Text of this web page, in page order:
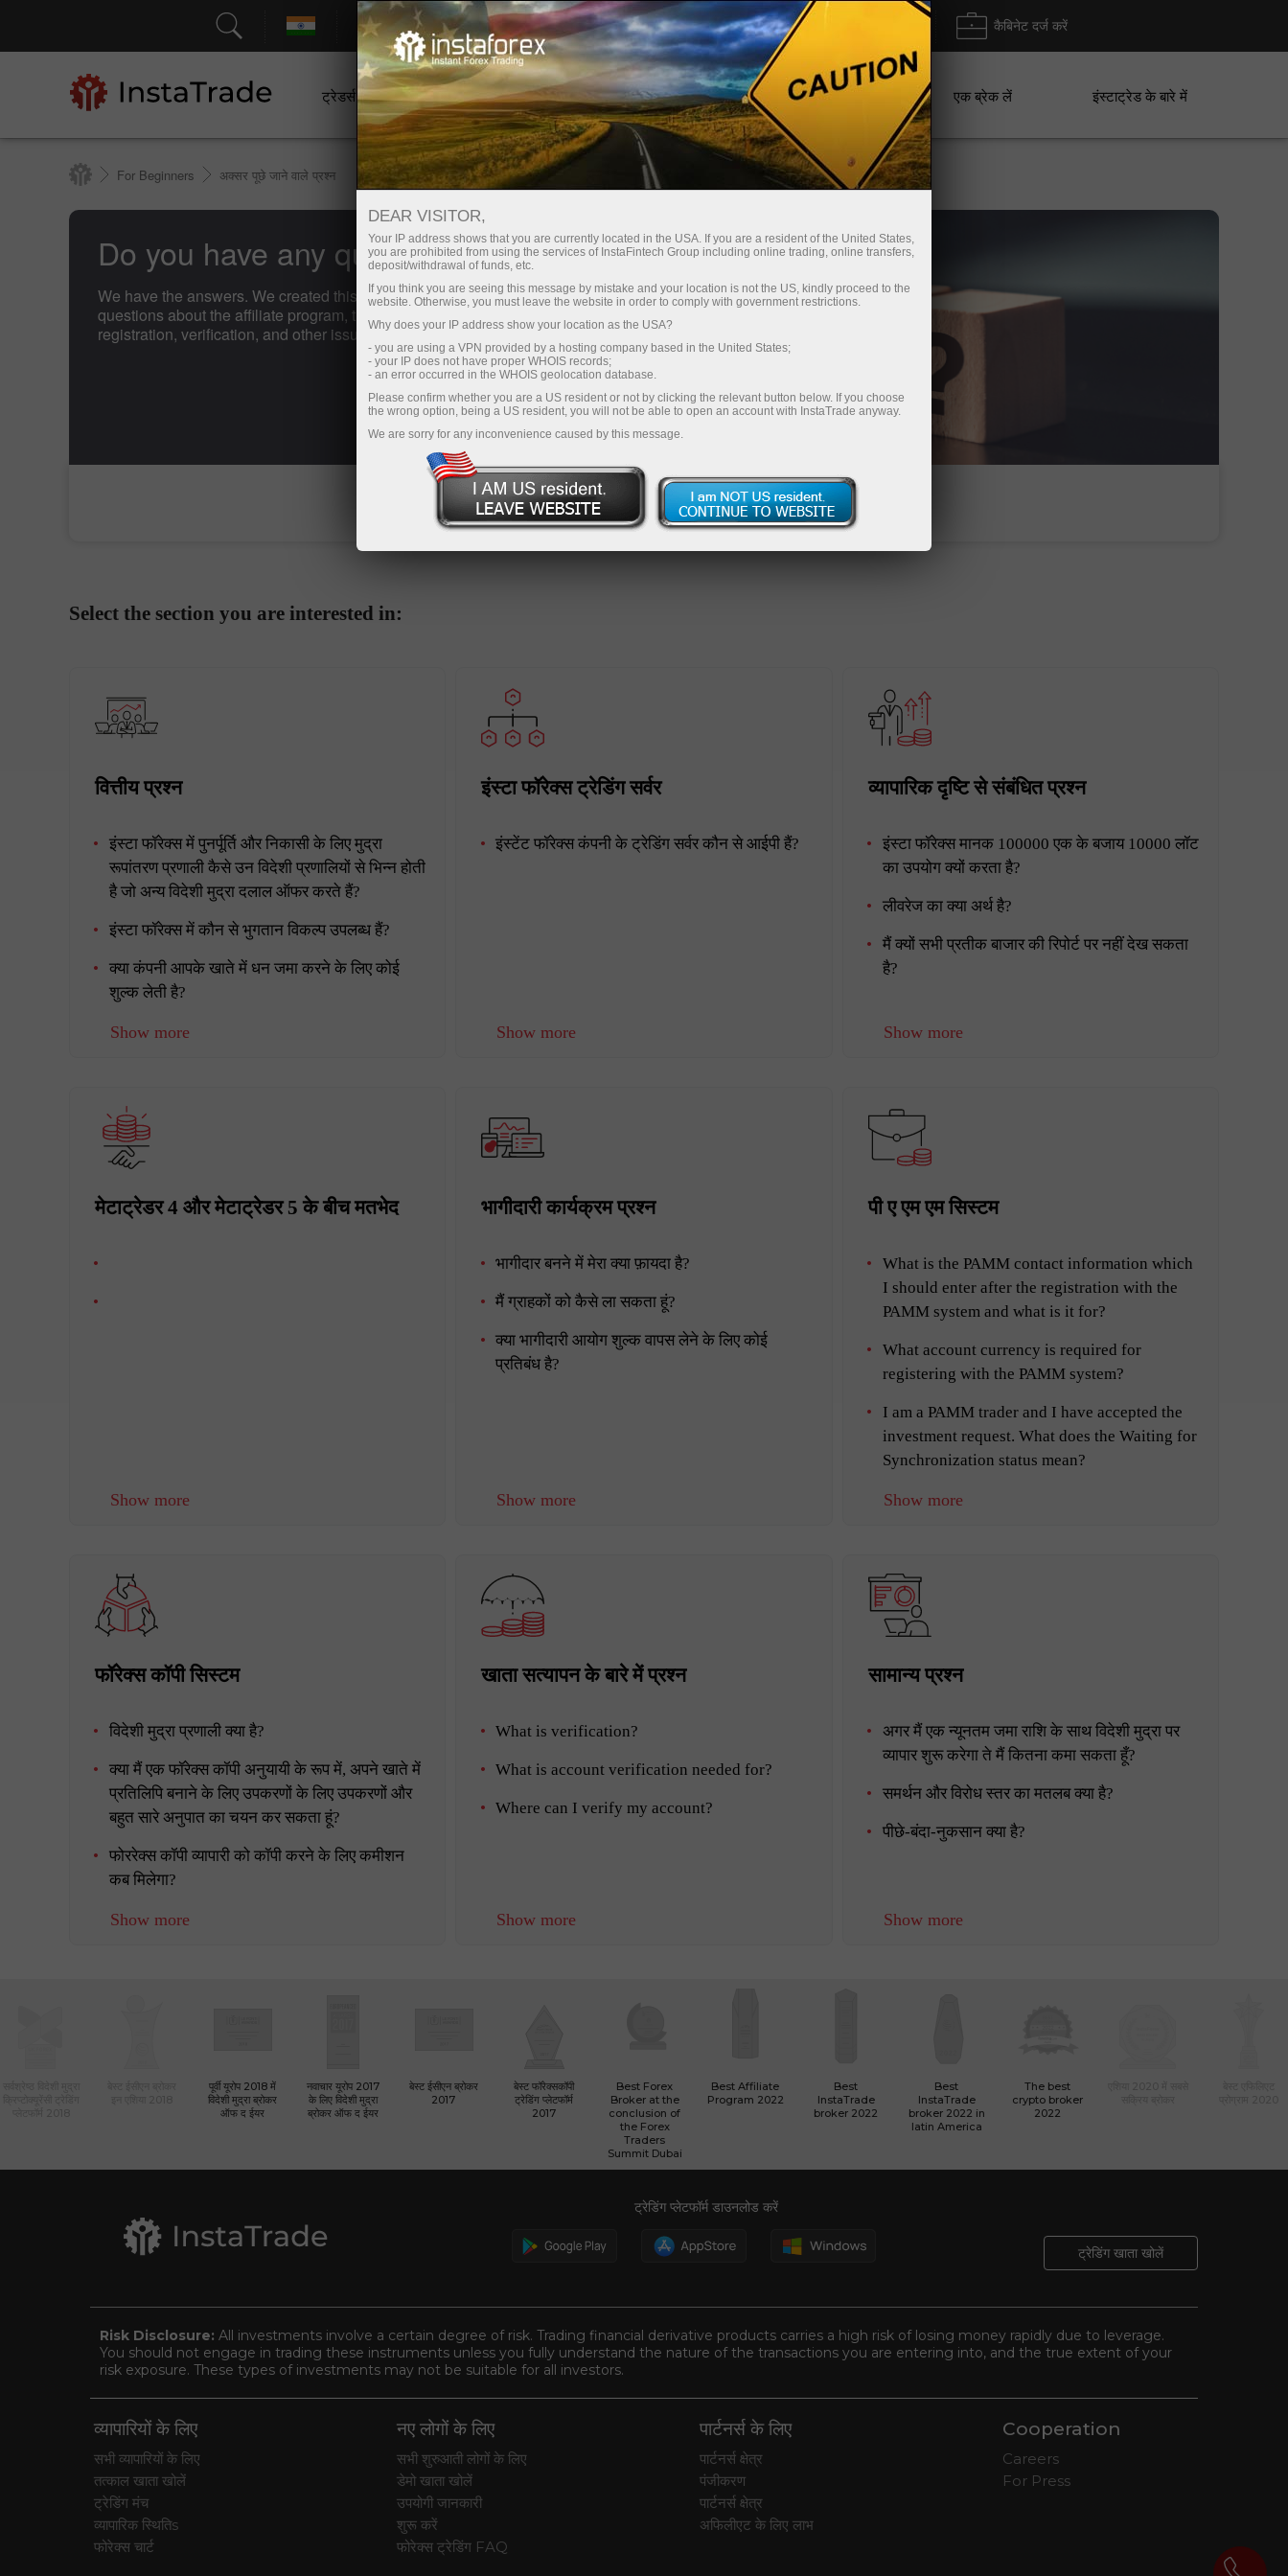
सहायता तुरंत खाता खोलना ट्रेडिंग प्लेटफॉर्म कैबिनेट दर्ज करें
ट्रेडर्स के लिए नए लोगों के लिए पार्टनर्स के लिए कंपनी सेवाएँ एक ब्रेक लें इंस्टाट्रेड के बारे में
For Beginners अक्सर पूछे जाने वाले प्रश्न
Do you have any questions?
We have the answers. We created this section with the most frequently asked
questions about the affiliate program, trading conditions, the PAMM system,
registration, verification, and other issues.
ट्रेडिंग खाता खोलें डेमो खाता खोलें
Select the section you are interested in:
वित्तीय प्रश्न
इंस्टा फॉरेक्स में पुनर्पूर्ति और निकासी के लिए मुद्रा
रूपांतरण प्रणाली कैसे उन विदेशी प्रणालियों से भिन्न होती
है जो अन्य विदेशी मुद्रा दलाल ऑफर करते हैं?
इंस्टा फॉरेक्स में कौन से भुगतान विकल्प उपलब्ध हैं?
क्या कंपनी आपके खाते में धन जमा करने के लिए कोई
शुल्क लेती है?
Show more
इंस्टा फॉरेक्स ट्रेडिंग सर्वर
इंस्टेंट फॉरेक्स कंपनी के ट्रेडिंग सर्वर कौन से आईपी हैं?
Show more
व्यापारिक दृष्टि से संबंधित प्रश्न
इंस्टा फॉरेक्स मानक 100000 एक के बजाय 10000 लॉट
का उपयोग क्यों करता है?
लीवरेज का क्या अर्थ है?
मैं क्यों सभी प्रतीक बाजार की रिपोर्ट पर नहीं देख सकता
है?
Show more
मेटाट्रेडर 4 और मेटाट्रेडर 5 के बीच मतभेद
Show more
भागीदारी कार्यक्रम प्रश्न
भागीदार बनने में मेरा क्या फ़ायदा है?
मैं ग्राहकों को कैसे ला सकता हूं?
क्या भागीदारी आयोग शुल्क वापस लेने के लिए कोई
प्रतिबंध है?
Show more
पी ए एम एम सिस्टम
What is the PAMM contact information which
I should enter after the registration with the
PAMM system and what is it for?
What account currency is required for
registering with the PAMM system?
I am a PAMM trader and I have accepted the
investment request. What does the Waiting for
Synchronization status mean?
Show more
फॉरेक्स कॉपी सिस्टम
विदेशी मुद्रा प्रणाली क्या है?
क्या मैं एक फॉरेक्स कॉपी अनुयायी के रूप में, अपने खाते में
प्रतिलिपि बनाने के लिए उपकरणों के लिए उपकरणों और
बहुत सारे अनुपात का चयन कर सकता हूं?
फोररेक्स कॉपी व्यापारी को कॉपी करने के लिए कमीशन
कब मिलेगा?
Show more
खाता सत्यापन के बारे में प्रश्न
What is verification?
What is account verification needed for?
Where can I verify my account?
Show more
सामान्य प्रश्न
अगर मैं एक न्यूनतम जमा राशि के साथ विदेशी मुद्रा पर
व्यापार शुरू करेगा ते मैं कितना कमा सकता हूँ?
समर्थन और विरोध स्तर का मतलब क्या है?
पीछे-बंदा-नुकसान क्या है?
Show more
पूर्वी यूरोप 2018 में
विदेशी मुद्रा ब्रोकर
ऑफ द ईयर
नवाचार यूरोप 2017
के लिए विदेशी मुद्रा
ब्रोकर ऑफ द ईयर
बेस्ट ईसीएन ब्रोकर
2017
बेस्ट फॉरेक्सकॉपी
ट्रेडिंग प्लेटफॉर्म
2017
Best Forex
Broker at the
conclusion of
the Forex
Traders
Summit Dubai
Best Affiliate
Program 2022
Best
InstaTrade
broker 2022
Best
InstaTrade
broker 2022 in
latin America
The best
crypto broker
2022
ट्रेडिंग प्लेटफॉर्म डाउनलोड करें
ट्रेडिंग खाता खोलें
Risk Disclosure: All investments involve a certain degree of risk. Trading financial derivative products carries a high risk of losing money rapidly due to leverage.
You should not engage in trading these instruments unless you fully understand the nature of the transactions you are entering into, and the true extent of your
risk exposure. These types of investments may not be suitable for all investors.
व्यापारियों के लिए
सभी व्यापारियों के लिए
तत्काल खाता खोलें
ट्रेडिंग मंच
व्यापारिक स्थितिs
फोरेक्स चार्ट
नए लोगों के लिए
सभी शुरुआती लोगों के लिए
डेमो खाता खोलें
उपयोगी जानकारी
शुरू करें
फोरेक्स ट्रेडिंग FAQ
पार्टनर्स के लिए
पार्टनर्स क्षेत्र
पंजीकरण
पार्टनर्स क्षेत्र
अफिलीएट के लिए लाभ
Cooperation
Careers
For Press
DEAR VISITOR,
Your IP address shows that you are currently located in the USA. If you are a resident of the United States,
you are prohibited from using the services of InstaFintech Group including online trading, online transfers,
deposit/withdrawal of funds, etc.
If you think you are seeing this message by mistake and your location is not the US, kindly proceed to the
website. Otherwise, you must leave the website in order to comply with government restrictions.
Why does your IP address show your location as the USA?
- you are using a VPN provided by a hosting company based in the United States;
- your IP does not have proper WHOIS records;
- an error occurred in the WHOIS geolocation database.
Please confirm whether you are a US resident or not by clicking the relevant button below. If you choose
the wrong option, being a US resident, you will not be able to open an account with InstaTrade anyway.
We are sorry for any inconvenience caused by this message.